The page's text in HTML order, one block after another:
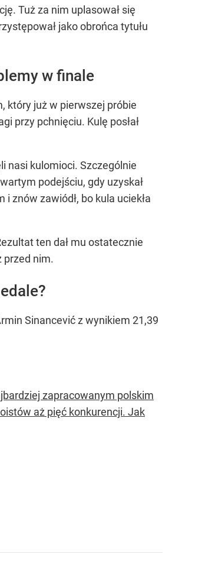
Tuż za nim uplasował się
jako obrońca tytułu
w finale
który już w pierwszej próbie
przy pchnięciu. Kulę posłał
nasi kulomioci. Szczególnie
podejściu, gdy uzyskał
znów zawiódł, bo kula uciekła
ten dał mu ostatecznie
przed nim.
Sinancević z wynikiem 21,39
zapracowanym polskim
aż pięć konkurencji. Jak